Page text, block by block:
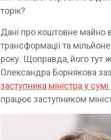
торік?
Дані про коштовне майно
трансформації та
року. Щоправда, його тут
Олександра Борнякова
заступника міністра у
працює заступником